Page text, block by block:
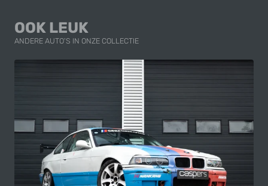
OOK LEUK
ANDERE AUTO'S IN ONZE COLLECTIE